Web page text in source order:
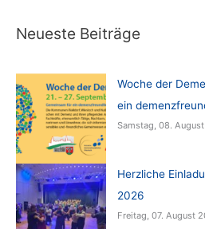
Neueste Beiträge
Woche der
ein
Samstag, 08.
Herzliche
2026
Freitag, 07. August